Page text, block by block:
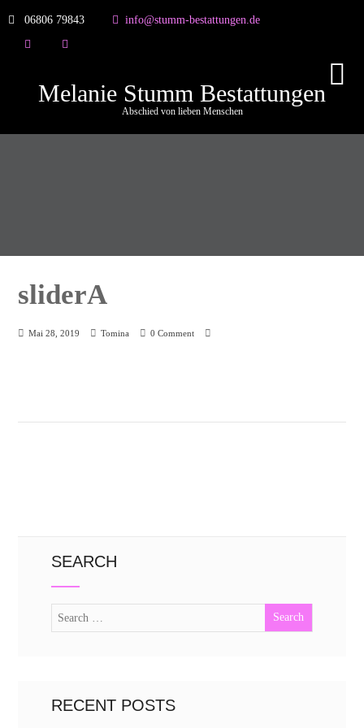
06806 79843 info@stumm-bestattungen.de
Melanie Stumm Bestattungen
Abschied von lieben Menschen
sliderA
Mai 28, 2019 Tomina 0 Comment
SEARCH
RECENT POSTS